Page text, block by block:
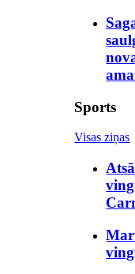
Sports
Visas ziņas